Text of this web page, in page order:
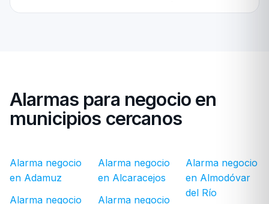
Alarmas para negocio en
municipios cercanos
Alarma negocio
en Adamuz
Alarma negocio
Alarma negocio
en Alcaracejos
Alarma negocio
Alarma negocio
en Almodóvar
del Río